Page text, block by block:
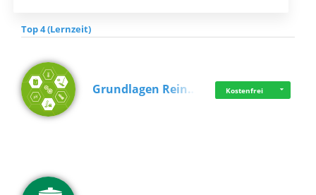
Top 4 (Lernzeit)
Grundlagen Rein… Kostenfrei